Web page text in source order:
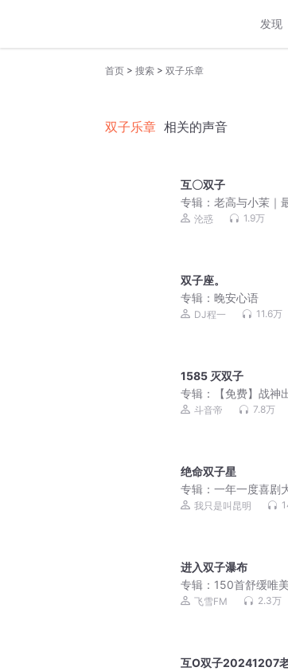
发现
首页 > 搜索 > 双子乐章
双子乐章 相关的声音
互〇双子
专辑： 老高与小茉｜
沦惑 1.9万
双子座。
专辑： 晚安心语
DJ程一 11.6万
1585 灭双子
专辑：
【免费】战神
绝世天骄丨爆款上门
斗音帝 7.8万
绝命双子星
专辑： 一年一度喜剧
喜人奇妙夜
我只是叫昆明
进入双子瀑布
专辑： 150首舒缓唯
飞雪FM 2.3万
互O双子20241207